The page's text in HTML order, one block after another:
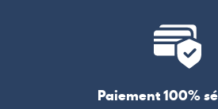
Paiement 100%